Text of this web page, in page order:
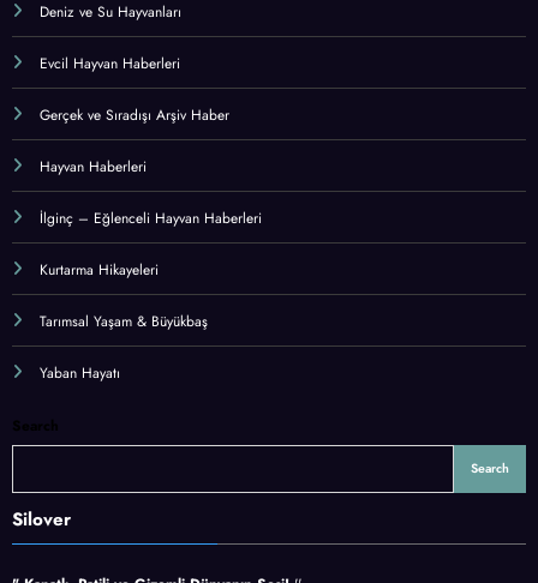
Deniz ve Su Hayvanları
Evcil Hayvan Haberleri
Gerçek ve Sıradışı Arşiv Haber
Hayvan Haberleri
İlginç – Eğlenceli Hayvan Haberleri
Kurtarma Hikayeleri
Tarımsal Yaşam & Büyükbaş
Yaban Hayatı
Search
Search
Silover